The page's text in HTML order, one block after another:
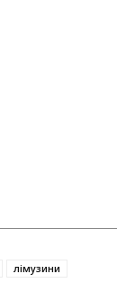
лімузини